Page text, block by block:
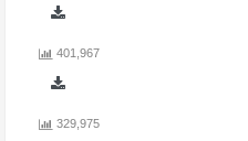
401,967
329,975